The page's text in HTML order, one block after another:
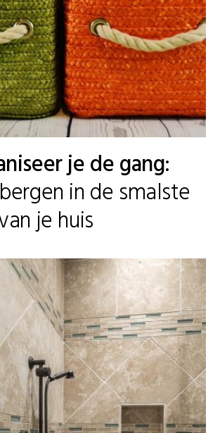
je de gang:
in de smalste
je huis